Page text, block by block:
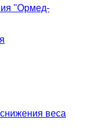
"Ормед-
веса